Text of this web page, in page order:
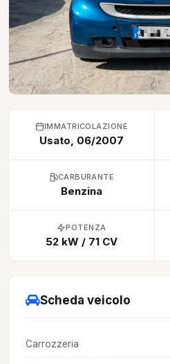
IMMATRICOLAZIONE
Usato, 06/2007
CARBURANTE
Benzina
POTENZA
52 kW / 71 CV
Scheda veicolo
Carrozzeria